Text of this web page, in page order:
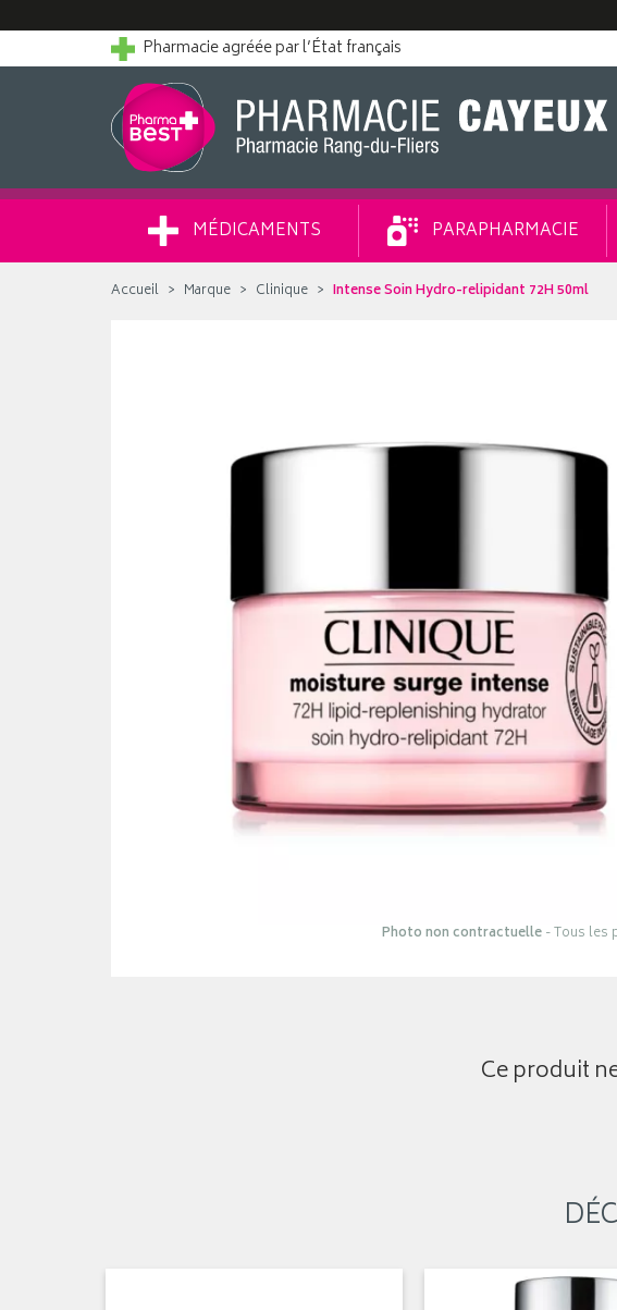
Pharmacie agréée par l’État français
MÉDICAMENTS PARAPHARMACIE
Accueil Marque Clinique Intense Soin Hydro-relipidant 72H 50ml
Photo non contractuelle- Tous les
Ce produit